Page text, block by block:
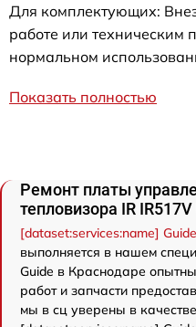
Для комплектующих:
работе или техническим
нормальном
Показать полностью
Ремонт платы
тепловизора IR
[dataset:services:name]
выполняется в нашем
Guide в Краснодаре
работ и запчасти
мы в сц уверены в